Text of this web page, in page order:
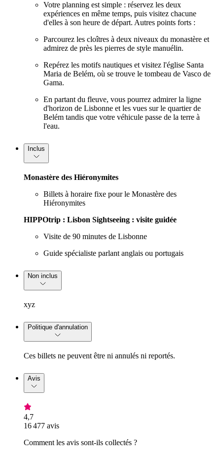
Votre planning est simple : réservez les deux
expériences en même temps, puis visitez chacune
d'elles à son heure de départ. Autres points forts :
Parcourez les cloîtres à deux niveaux du monastère et
admirez de près les pierres de style manuélin.
Repérez les motifs nautiques et visitez l'église Santa
Maria de Belém, où se trouve le tombeau de Vasco de
Gama.
En partant du fleuve, vous pourrez admirer la ligne
d'horizon de Lisbonne et les vues sur le quartier de
Belém tandis que votre véhicule passe de la terre à
l'eau.
Inclus
Monastère des Hiéronymites
Billets à horaire fixe pour le Monastère des
Hiéronymites
HIPPOtrip : Lisbon Sightseeing : visite guidée
Visite de 90 minutes de Lisbonne
Guide spécialiste parlant anglais ou portugais
Non inclus
xyz
Politique d'annulation
Ces billets ne peuvent être ni annulés ni reportés.
Avis
4,7
16 477 avis
Comment les avis sont-ils collectés ?